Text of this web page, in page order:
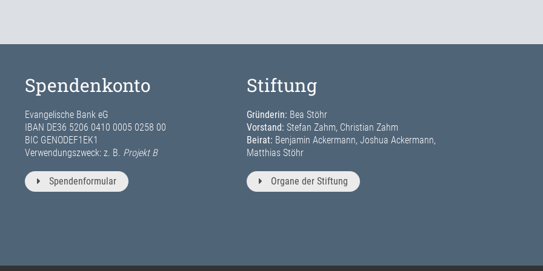
Spendenkonto
Evangelische Bank eG
IBAN DE36 5206 0410 0005 0258 00
BIC GENODEF1EK1
Verwendungszweck: z. B. Projekt B
Spendenformular
Stiftung
Gründerin: Bea Stöhr
Vorstand: Stefan Zahm, Christian Zahm
Beirat: Benjamin Ackermann, Joshua Ackermann,
Matthias Stöhr
Organe der Stiftung